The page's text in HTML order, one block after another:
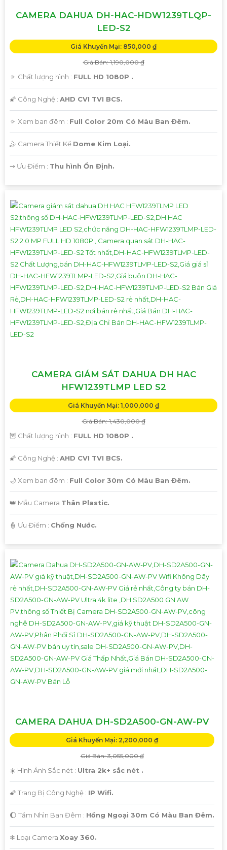
CAMERA DAHUA DH-HAC-HDW1239TLQP-
LED-S2
Giá Khuyến Mại: 850,000 ₫
Giá Bán: 1,190,000 ₫
🔅 Chất lượng hình : FULL HD 1080P .
🌠 Công Nghệ : AHD CVI TVI BCS.
🔅 Xem ban đêm : Full Color 20m Có Màu Ban Đêm.
🤹 Camera Thiết Kế Dome Kim Loại.
️⇝ Ưu Điểm : Thu hình Ổn Định.
CAMERA GIÁM SÁT DAHUA DH HAC
HFW1239TLMP LED S2
Giá Khuyến Mại: 1,000,000 ₫
Giá Bán: 1,430,000 ₫
🦉 Chất lượng hình : FULL HD 1080P .
🌠 Công Nghệ : AHD CVI TVI BCS.
🌙 Xem ban đêm : Full Color 30m Có Màu Ban Đêm.
👑 Mẫu Camera Thân Plastic.
️👮 Ưu Điểm : Chống Nước.
CAMERA DAHUA DH-SD2A500-GN-AW-PV
Giá Khuyến Mại: 2,200,000 ₫
Giá Bán: 3,055,000 ₫
☀️ Hình Ảnh Sắc nét : Ultra 2k+ sắc nét .
🌠 Trang Bị Công Nghệ : IP Wifi.
🌔 Tầm Nhìn Ban Đêm : Hồng Ngoại 30m Có Màu Ban Đêm.
❄ Loại Camera Xoay 360.